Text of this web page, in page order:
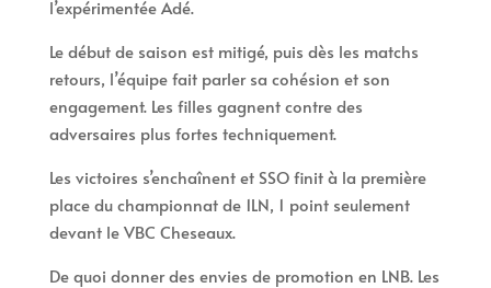
l’expérimentée Adé.
Le début de saison est mitigé, puis dès les matchs
retours, l’équipe fait parler sa cohésion et son
engagement. Les filles gagnent contre des
adversaires plus fortes techniquement.
Les victoires s’enchaînent et SSO finit à la première
place du championnat de 1LN, 1 point seulement
devant le VBC Cheseaux.
De quoi donner des envies de promotion en LNB. Les